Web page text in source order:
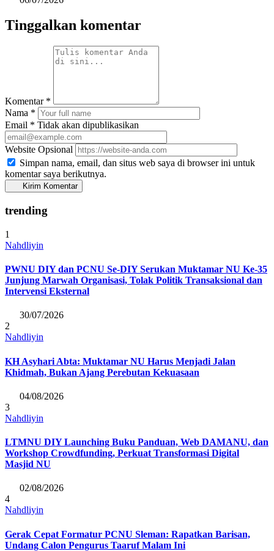
Tinggalkan komentar
Komentar *
Nama *
Email * Tidak akan dipublikasikan
Website Opsional
Simpan nama, email, dan situs web saya di browser ini untuk
komentar saya berikutnya.
Kirim Komentar
trending
1
Nahdliyin
PWNU DIY dan PCNU Se-DIY Serukan Muktamar NU Ke-35
Junjung Marwah Organisasi, Tolak Politik Transaksional dan
Intervensi Eksternal
30/07/2026
2
Nahdliyin
KH Asyhari Abta: Muktamar NU Harus Menjadi Jalan
Khidmah, Bukan Ajang Perebutan Kekuasaan
04/08/2026
3
Nahdliyin
LTMNU DIY Launching Buku Panduan, Web DAMANU, dan
Workshop Crowdfunding, Perkuat Transformasi Digital
Masjid NU
02/08/2026
4
Nahdliyin
Gerak Cepat Formatur PCNU Sleman: Rapatkan Barisan,
Undang Calon Pengurus Taaruf Malam Ini